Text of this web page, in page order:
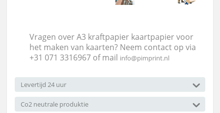
Vragen over A3 kraftpapier kaartpapier voor
het maken van kaarten? Neem contact op via
+31 071 3316967 of mail info@pimprint.nl
Levertijd 24 uur
Co2 neutrale produktie